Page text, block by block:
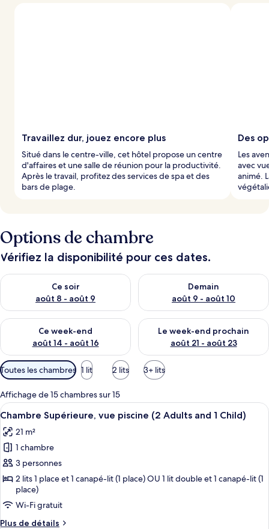
Travaillez dur, jouez encore plus
Situé dans le centre-ville, cet hôtel propose un centre
d'affaires et une salle de réunion pour la productivité.
Après le travail, profitez des services de spa et des
bars de plage.
Des
Les
avec
animé.
Options de chambre
Vérifiez la disponibilité pour ces dates.
Ce soir
août 8 - août 9
Vérifier la disponibilité pour ce soir août 8 - août 9
Demain
août 9 - août 10
Vérifier la disponibilité pour
Ce week-end
août 14 - août 16
Vérifier la disponibilité pour ce week-end août 14 - août 16
Le week-end prochain
août 21 - août 23
Vérifier la disponibilité pour
Filtres
disponibles
pour
les
chambres
Toutes les chambres 1 lit 2 lits 3+ lits
Affichage de 15 chambres sur 15
Afficher
toutes
les
photos
pour
ce
type
de
chambre :
Une chambre d’hôtel moderne
8
Chambre Supérieure, vue piscine (2 Adults and 1 Child)
21 m²
1 chambre
3 personnes
2 lits 1 place et 1 canapé-lit (1 place) OU 1 lit double et 1 canapé-lit (1
place)
Wi-Fi gratuit
Plus de détails
Plus